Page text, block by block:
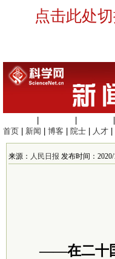
点击此处
首页
新闻 博客 院士 人才
来源： 人民日报 发布时间：2020/
——在二十